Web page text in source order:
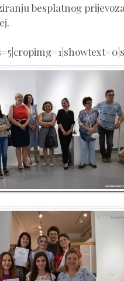
besplatnog